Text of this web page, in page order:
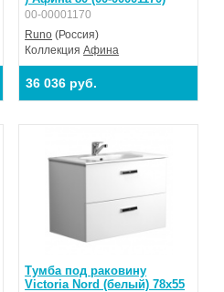
00-00001170
Runo (Россия)
КоллекцияАфина
36 036 руб.
Тумба под раковину
Victoria Nord (белый) 78x55